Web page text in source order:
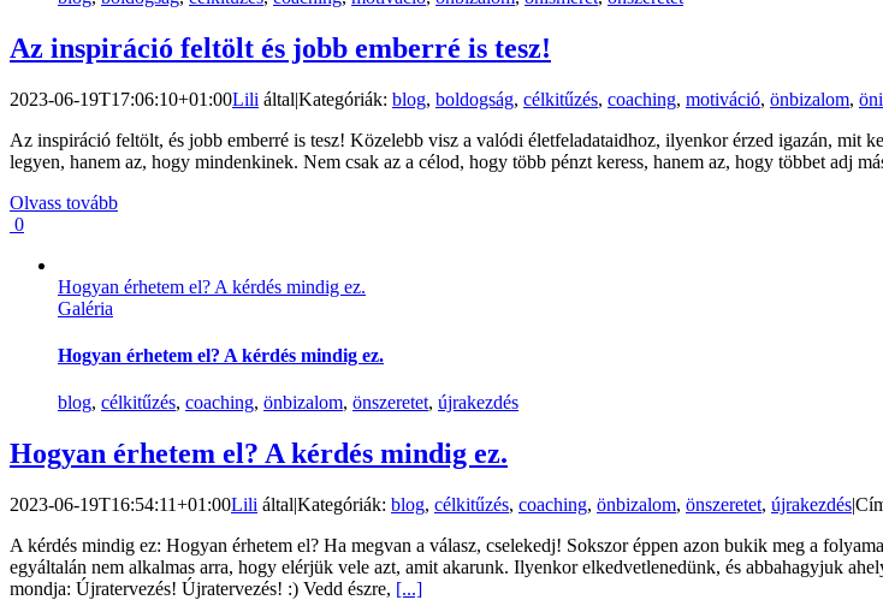
Az inspiráció feltölt és jobb emberré is tesz!
2023-06-19T17:06:10+01:00Lili által|Kategóriák: blog, boldogság, célkitűzés, coaching, motiváció, önbizalom,
Az inspiráció feltölt, és jobb emberré is tesz! Közelebb visz a valódi életfeladataidhoz, ilyenkor érzed igazán, mit
legyen, hanem az, hogy mindenkinek. Nem csak az a célod, hogy több pénzt keress, hanem az, hogy többet adj
Olvass tovább
0
Hogyan érhetem el? A kérdés mindig ez.
Galéria
Hogyan érhetem el? A kérdés mindig ez.
blog, célkitűzés, coaching, önbizalom, önszeretet, újrakezdés
Hogyan érhetem el? A kérdés mindig ez.
2023-06-19T16:54:11+01:00Lili által|Kategóriák: blog, célkitűzés, coaching, önbizalom, önszeretet, újrakezdés|
A kérdés mindig ez: Hogyan érhetem el? Ha megvan a válasz, cselekedj! Sokszor éppen azon bukik meg a
egyáltalán nem alkalmas arra, hogy elérjük vele azt, amit akarunk. Ilyenkor elkedvetlenedünk, és abbahagyjuk
mondja: Újratervezés! Újratervezés! :) Vedd észre, [...]